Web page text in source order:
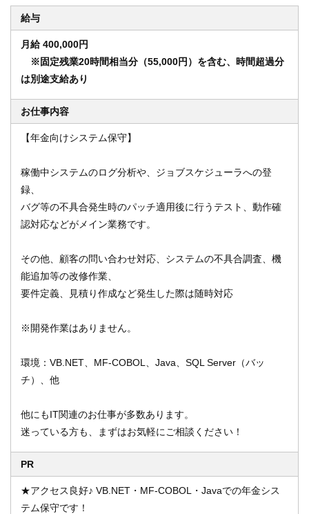
企業の方へ
CMSについて
給与
月給 400,000円
※固定残業20時間相当分（55,000円）を含む、時間超過分
は別途支給あり
お仕事内容
【年金向けシステム保守】
稼働中システムのログ分析や、ジョブスケジューラへの登
録、
バグ等の不具合発生時のパッチ適用後に行うテスト、動作確
認対応などがメイン業務です。
その他、顧客の問い合わせ対応、システムの不具合調査、機
能追加等の改修作業、
要件定義、見積り作成など発生した際は随時対応
※開発作業はありません。
環境：VB.NET、MF-COBOL、Java、SQL Server（バッ
チ）、他
他にもIT関連のお仕事が多数あります。
迷っている方も、まずはお気軽にご相談ください！
PR
★アクセス良好♪ VB.NET・MF-COBOL・Javaでの年金シス
テム保守です！